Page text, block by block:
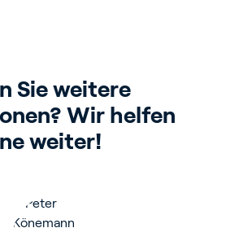
Sie weitere
Wir helfen
weiter!